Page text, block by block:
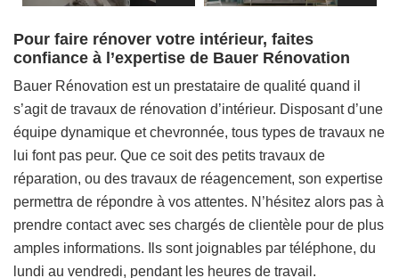
Pour faire rénover votre intérieur, faites
confiance à l’expertise de Bauer Rénovation
Bauer Rénovation est un prestataire de qualité quand il
s’agit de travaux de rénovation d’intérieur. Disposant d’une
équipe dynamique et chevronnée, tous types de travaux ne
lui font pas peur. Que ce soit des petits travaux de
réparation, ou des travaux de réagencement, son expertise
permettra de répondre à vos attentes. N’hésitez alors pas à
prendre contact avec ses chargés de clientèle pour de plus
amples informations. Ils sont joignables par téléphone, du
lundi au vendredi, pendant les heures de travail.